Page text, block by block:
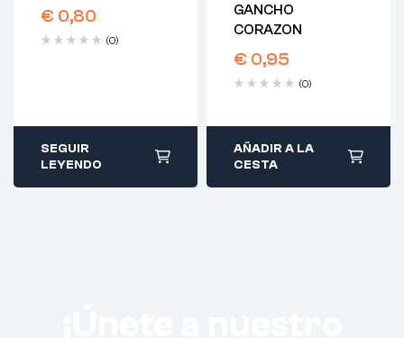
€ 0,80
(0)
SEGUIR
LEYENDO
GANCHO
CORAZON
€ 0,95
(0)
AÑADIR A LA
CESTA